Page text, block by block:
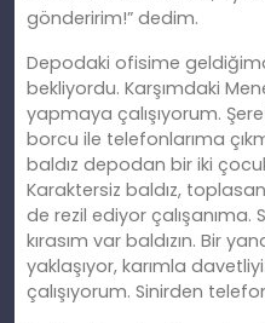
gönderirim!” dedim.
Depodaki ofisime
bekliyordu. Karşımdaki
yapmaya çalışıyorum.
borcu ile telefonlarıma
baldız depodan bir iki
Karaktersiz baldız,
de rezil ediyor çalışanıma.
kırasım var baldızın. Bir
yaklaşıyor, karımla
çalışıyorum. Sinirden